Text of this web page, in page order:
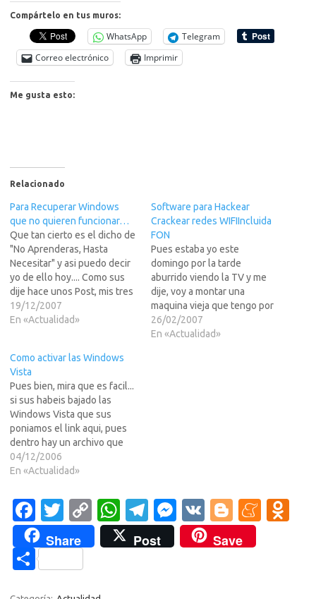
Compártelo en tus muros:
WhatsApp
Telegram
Correo electrónico
Imprimir
Me gusta esto:
Relacionado
Para Recuperar Windows
que no quieren funcionar…
Que tan cierto es el dicho de
"No Aprenderas, Hasta
Necesitar" y asi puedo decir
yo de ello hoy.... Como sus
dije hace unos Post, mis tres
computadoras principales se
fueron a tomor por saco el
solvente el problema,…
19/12/2007
En «Actualidad»
Software para Hackear
Crackear redes WIFIIncluida
FON
Pues estaba yo este
domingo por la tarde
aburrido viendo la TV y me
dije, voy a montar una
maquina vieja que tengo por
ahi, le pongo una tarjeta
Wireless y vamos a conectar
26/02/2007
En «Actualidad»
Como activar las Windows
Vista
Pues bien, mira que es facil...
si sus habeis bajado las
Windows Vista que sus
poniamos el link aqui, pues
dentro hay un archivo que
explica en Espa?como hacer
paso por paso para activarla
maquinas... pero como
corren por ahi versiones sin
este archivo, en LEER…
04/12/2006
En «Actualidad»
Fa
c
e
b
T
w
it
te
C
o
p
W
h
at
T
el
e
M
es
se
V
K
Bl
o
g
M
Share Post Save
C